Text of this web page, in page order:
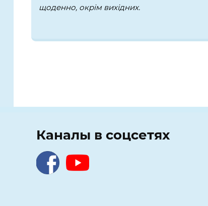
щоденно, окрім вихідних.
Каналы в соцсетях